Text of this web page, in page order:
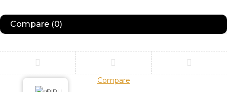
Compare (0)
Compare